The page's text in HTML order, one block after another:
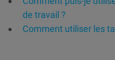
de travail ?
Comment utiliser les